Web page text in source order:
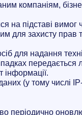
компаніям,
на підставі
для захисту прав
для надання
інформації.
(у тому